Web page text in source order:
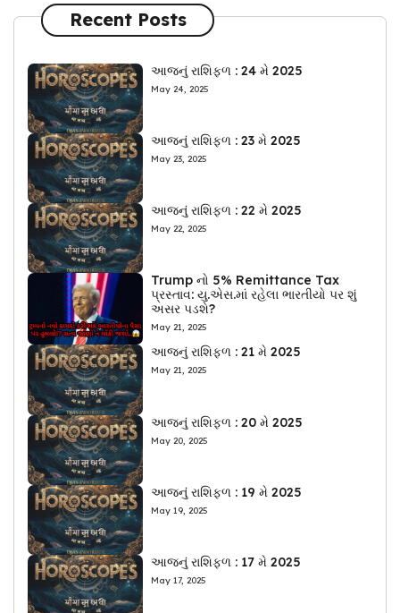
Recent Posts
આજનું રાશિફળ : 24 મે 2025
May 24, 2025
આજનું રાશિફળ : 23 મે 2025
May 23, 2025
આજનું રાશિફળ : 22 મે 2025
May 22, 2025
Trump નો 5% Remittance Tax
પ્રસ્તાવ: યુ.એસ.માં રહેલા ભારતીયો પર શું
અસર પડશે?
May 21, 2025
આજનું રાશિફળ : 21 મે 2025
May 21, 2025
આજનું રાશિફળ : 20 મે 2025
May 20, 2025
આજનું રાશિફળ : 19 મે 2025
May 19, 2025
આજનું રાશિફળ : 17 મે 2025
May 17, 2025